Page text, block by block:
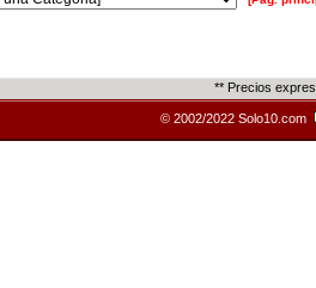
** Precios
© 2002/2022 Solo10.com